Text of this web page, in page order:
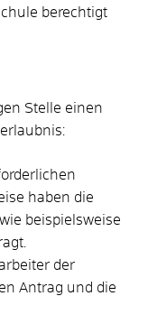
berechtigt
Stelle einen
haben die
beispielsweise
der
Antrag und die